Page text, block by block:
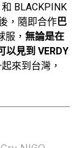
BLACKPINK
，隨即合作巴
服， 無論是在
以見到 VERDY
來到台灣，